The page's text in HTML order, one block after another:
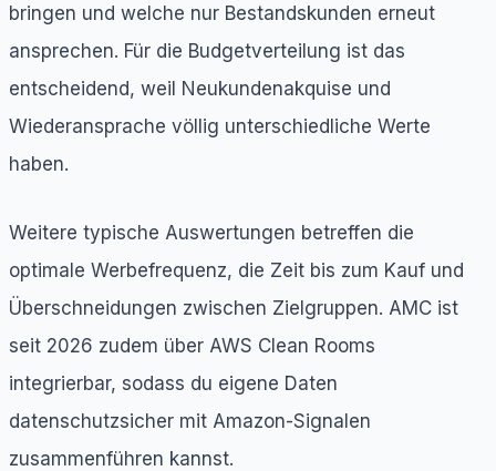
bringen und welche nur Bestandskunden erneut
ansprechen. Für die Budgetverteilung ist das
entscheidend, weil Neukundenakquise und
Wiederansprache völlig unterschiedliche Werte
haben.
Weitere typische Auswertungen betreffen die
optimale Werbefrequenz, die Zeit bis zum Kauf und
Überschneidungen zwischen Zielgruppen. AMC ist
seit 2026 zudem über AWS Clean Rooms
integrierbar, sodass du eigene Daten
datenschutzsicher mit Amazon-Signalen
zusammenführen kannst.